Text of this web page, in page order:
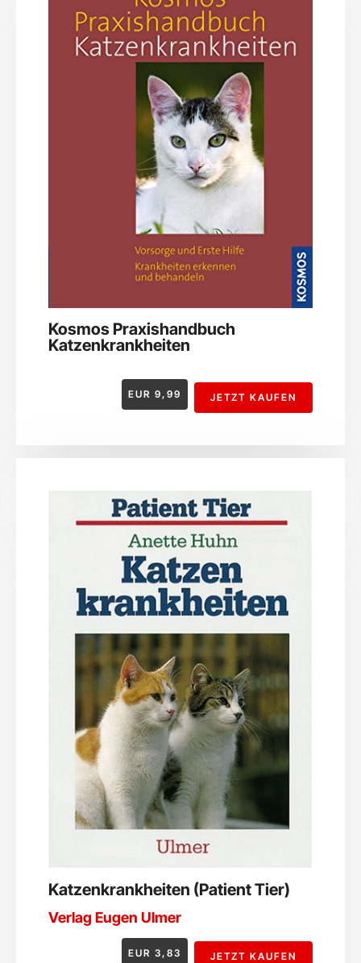
Kosmos Praxishandbuch
Katzenkrankheiten
EUR 9,99 JETZT KAUFEN
Katzenkrankheiten (Patient Tier)
Verlag Eugen Ulmer
EUR 3,83 JETZT KAUFEN